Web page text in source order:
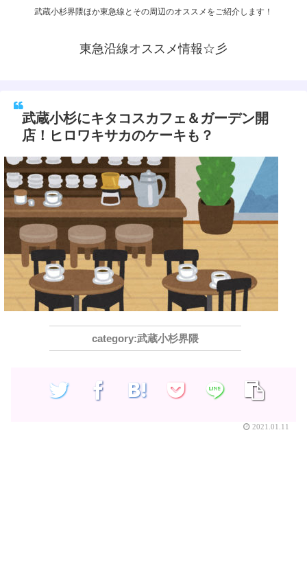
武蔵小杉界隈ほか東急線とその周辺のオススメをご紹介します！
東急沿線オススメ情報☆彡
武蔵小杉にキタコスカフェ＆ガーデン開
店！ヒロワキサカのケーキも？
武蔵小杉界隈
2021.01.11